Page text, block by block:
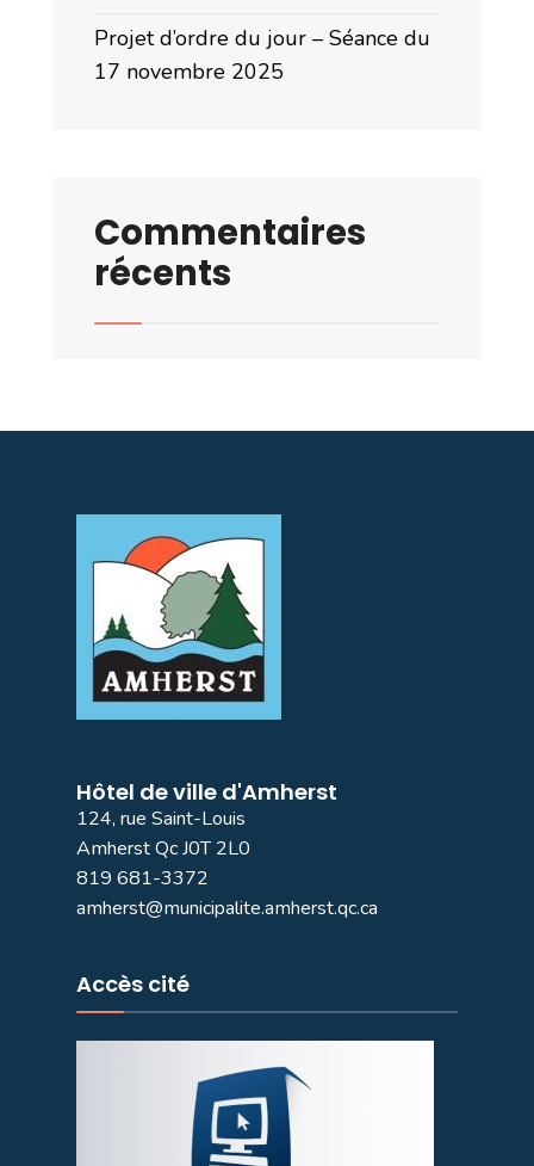
Projet d’ordre du jour – Séance du
17 novembre 2025
Commentaires
récents
Hôtel de ville d'Amherst
124, rue Saint-Louis
Amherst Qc J0T 2L0
819 681-3372
amherst@municipalite.amherst.qc.ca
Accès cité